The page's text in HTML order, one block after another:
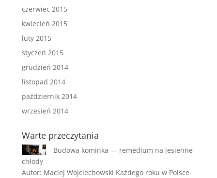
czerwiec 2015
kwiecień 2015
luty 2015
styczeń 2015
grudzień 2014
listopad 2014
październik 2014
wrzesień 2014
Warte przeczytania
Budowa kominka — remedium na jesienne
chłody
Autor: Maciej Wojciechowski Każdego roku w Polsce